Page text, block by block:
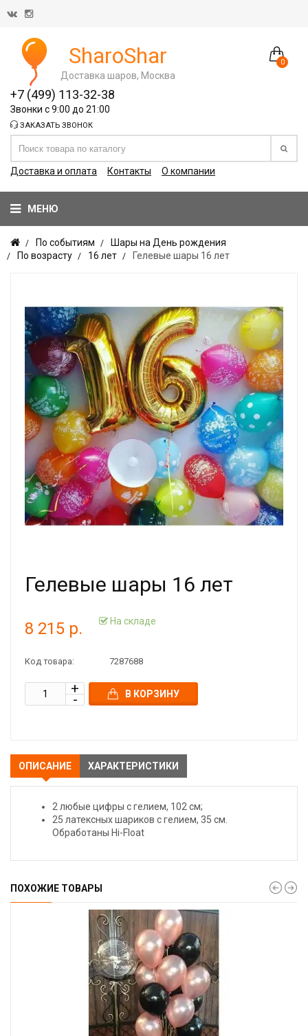
0
SharoShar
Доставка шаров, Москва
+7 (499) 113-32-38
Звонки с 9:00 до 21:00
ЗАКАЗАТЬ ЗВОНОК
Доставка и оплата Контакты О компании
МЕНЮ
По событиям
Шары на День рождения
По возрасту
16 лет Гелевые шары 16 лет
Гелевые шары 16 лет
8 215 р. На складе
Код товара: 7287688
В КОРЗИНУ
ОПИСАНИЕ ХАРАКТЕРИСТИКИ
2 любые цифры с гелием, 102 см;
25 латексных шариков с гелием, 35 см.
Обработаны Hi-Float
ПОХОЖИЕ ТОВАРЫ